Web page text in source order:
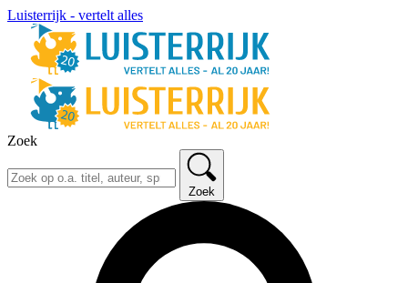
Luisterrijk - vertelt alles
Zoek
Zoek